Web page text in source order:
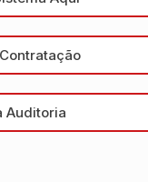
Auditoria